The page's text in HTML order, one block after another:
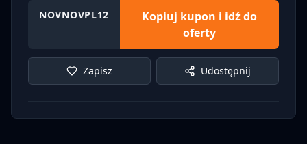
NOVNOVPL12
Kopiuj kupon i idź do
oferty
Zapisz Udostępnij